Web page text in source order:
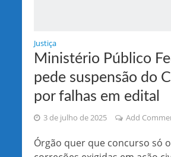
Justiça
Ministério Público
pede suspensão do
por falhas em edital
3 de julho de 2025 Add
Órgão quer que concurso só